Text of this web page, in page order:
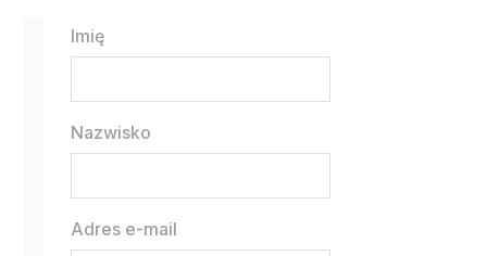
Imię
Nazwisko
Adres e-mail